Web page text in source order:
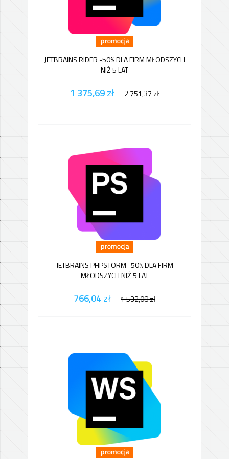
JETBRAINS RIDER -50% DLA FIRM MŁODSZYCH
NIŻ 5 LAT
1 375,69zł 2 751,37zł
JETBRAINS PHPSTORM -50% DLA FIRM
MŁODSZYCH NIŻ 5 LAT
766,04zł 1 532,08zł